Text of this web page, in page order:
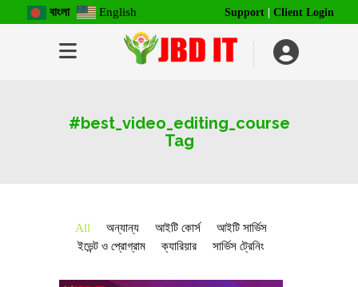
বাংলা English Support Client Login
#best_video_editing_course
Tag
All অন্যান্য আইটি কোর্স
আইটি সার্ভিস
ইভেন্ট ও প্রোগ্রাম
ক্যারিয়ার সার্ভিস ট্রেনিং